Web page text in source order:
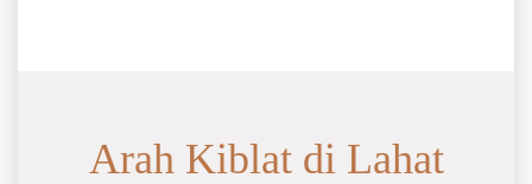
Arah Kiblat di Lahat